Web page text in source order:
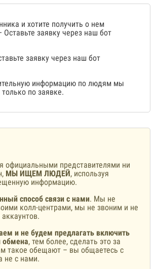
и хотите получить о нем
заявку через наш бот
заявку через наш бот
информацию по людям мы
по заявке.
официальными представителями ни
МЫ ИЩЕМ ЛЮДЕЙ, используя
информацию.
способ связи с нами. Мы не
колл-центрами, мы не звоним и не
и не будем предлагать включить
обмена, тем более, сделать это за
такое обещают – вы общаетесь с
не с нами.